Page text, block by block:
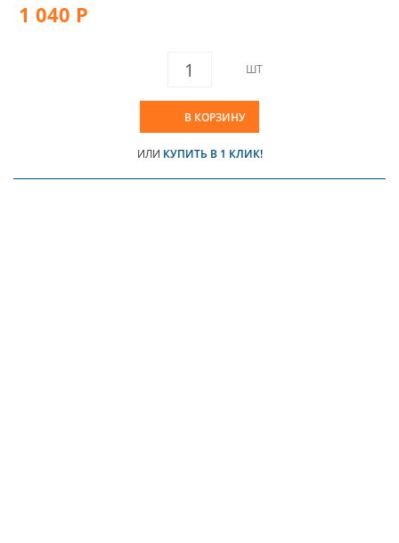
1 040 Р
ШТ
В КОРЗИНУ
ИЛИ КУПИТЬ В 1 КЛИК!